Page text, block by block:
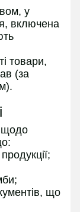
у
включена
товари,
(за
щодо
що